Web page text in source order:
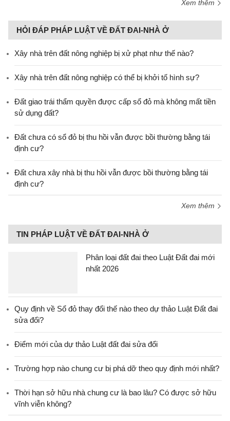
Xem thêm
HỎI ĐÁP PHÁP LUẬT VỀ ĐẤT ĐAI-NHÀ Ở
Xây nhà trên đất nông nghiệp bị xử phạt như thế nào?
Xây nhà trên đất nông nghiệp có thể bị khởi tố hình sự?
Đất giao trái thẩm quyền được cấp sổ đỏ mà không mất tiền
sử dụng đất?
Đất chưa có sổ đỏ bị thu hồi vẫn được bồi thường bằng tái
định cư?
Đất chưa xây nhà bị thu hồi vẫn được bồi thường bằng tái
định cư?
Xem thêm
TIN PHÁP LUẬT VỀ ĐẤT ĐAI-NHÀ Ở
Phân loại đất đai theo Luật Đất đai mới
nhất 2026
Quy định về Sổ đỏ thay đổi thế nào theo dự thảo Luật Đất đai
sửa đổi?
Điểm mới của dự thảo Luật đất đai sửa đổi
Trường hợp nào chung cư bị phá dỡ theo quy định mới nhất?
Thời hạn sở hữu nhà chung cư là bao lâu? Có được sở hữu
vĩnh viễn không?